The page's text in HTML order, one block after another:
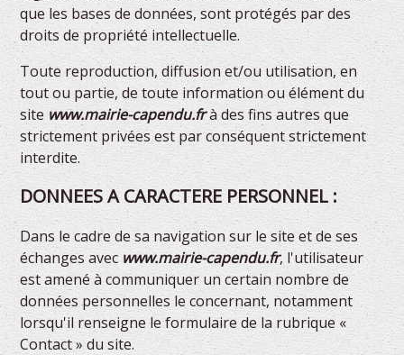
que les bases de données, sont protégés par des
droits de propriété intellectuelle.
Toute reproduction, diffusion et/ou utilisation, en
tout ou partie, de toute information ou élément du
site www.mairie-capendu.frà des fins autres que
strictement privées est par conséquent strictement
interdite.
DONNEES A CARACTERE PERSONNEL :
Dans le cadre de sa navigation sur le site et de ses
échanges avec www.mairie-capendu.fr, l'utilisateur
est amené à communiquer un certain nombre de
données personnelles le concernant, notamment
lorsqu'il renseigne le formulaire de la rubrique «
Contact » du site.